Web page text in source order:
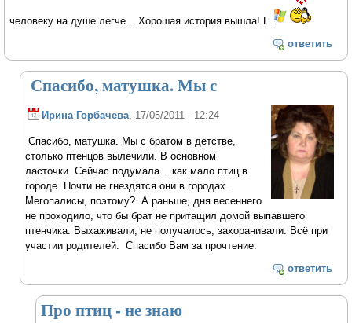
человеку на душе легче... Хорошая история вышла! Е.
ответить
Спасибо, матушка. Мы с
Ирина Горбачева, 17/05/2011 - 12:24
Спасибо, матушка. Мы с братом в детстве,
столько птенцов вылечили. В основном
ласточки. Сейчас подумала... как мало птиц в
городе. Почти не гнездятся они в городах.
Мегопалисы, поэтому? А раньше, дня весеннего
не проходило, что бы брат не притащил домой выпавшего
птенчика. Выхаживали, не получалось, захоранивали. Всё при
участии родителей. Спасибо Вам за прочтение.
ответить
Про птиц - не знаю